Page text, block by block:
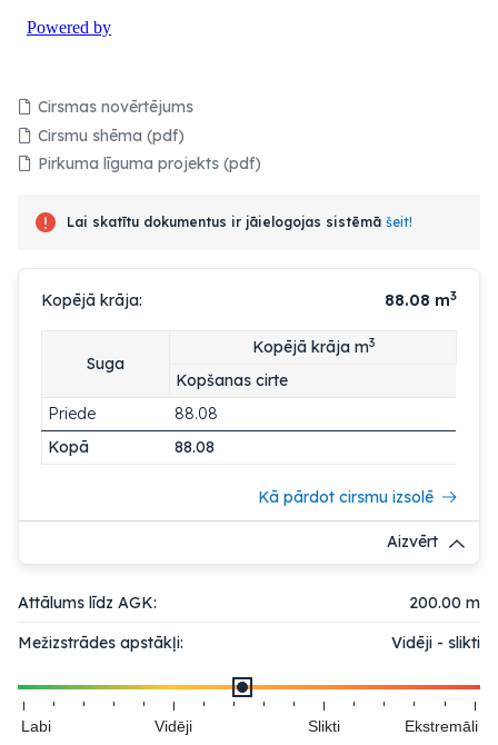
Cirsmas novērtējums
Cirsmu shēma (pdf)
Pirkuma līguma projekts (pdf)
Lai skatītu dokumentus ir jāielogojas sistēmā šeit!
Kopējā krāja: 88.08 m3
Suga
Kopējā krāja m3
Kopšanas cirte
Priede
88.08
Kopā
88.08
Kā pārdot cirsmu izsolē
Aizvērt
Attālums līdz AGK:
200.00 m
Mežizstrādes apstākļi:
Vidēji - slikti
Labi Vidēji Slikti Ekstremāli